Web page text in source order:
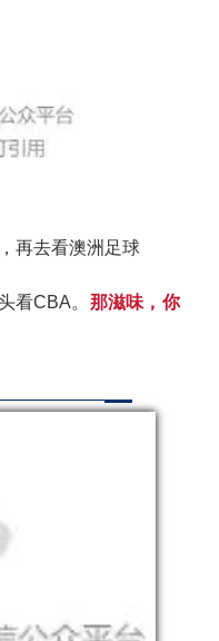
再去看澳洲足球
看CBA。 那滋味，你